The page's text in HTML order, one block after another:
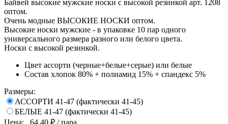
Байвей высокие мужские носки с высокой резинкой арт. 1208
оптом.
Очень модные ВЫСОКИЕ НОСКИ оптом.
Высокие носки мужские - в упаковке 10 пар одного
универсального размера разного или белого цвета.
Носки с высокой резинкой.
Цвет ассорти (черные+белые+серые) или белые
Состав хлопок 80% + полиамид 15% + спандекс 5%
Размеры:
АССОРТИ 41-47 (фактически 41-45)
БЕЛЫЕ 41-47 (фактически 41-45)
Цена:
64.40 ₽ / пара